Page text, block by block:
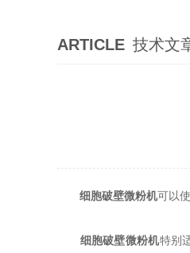
ARTICLE 技术文
细胞破壁微粉机可以
细胞破壁微粉机特别